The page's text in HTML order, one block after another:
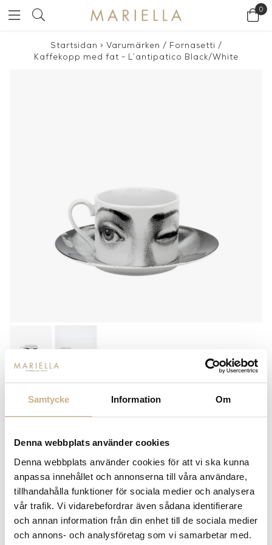
Samtycke Information Om
Denna webbplats använder cookies
Denna webbplats använder cookies för att vi ska kunna
anpassa innehållet och annonserna till våra användare,
tillhandahålla funktioner för sociala medier och analysera
vår trafik. Vi vidarebefordrar även sådana identifierare
och annan information från din enhet till de sociala medier
och annons- och analysföretag som vi samarbetar med.
0
Startsidan > Varumärken / Fornasetti /
Kaffekopp med fat - L´antipatico Black/White
FORNASETTI
KAFFEKOPP MED FAT - L
´ANTIPATICO BLACK/WHITE
2.300kr
+
- LÄGG I VARUKORG
Lagerstatus: I lager
14 dagars returrätt på lagervaror. Läs mer
Leverans inom 3-5 arbetsdagar på lagervaror